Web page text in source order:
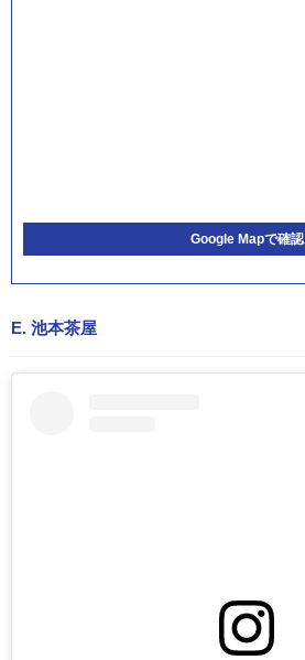
Google Mapで確認
E. 池本茶屋